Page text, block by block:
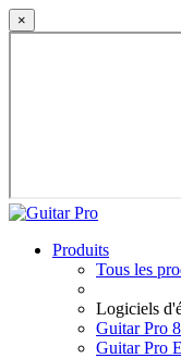
×
Produits
Tous les
Logiciels
Guitar Pro
Guitar Pro